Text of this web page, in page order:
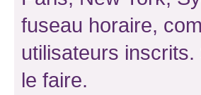
fuseau horaire,
utilisateurs inscrits.
le faire.